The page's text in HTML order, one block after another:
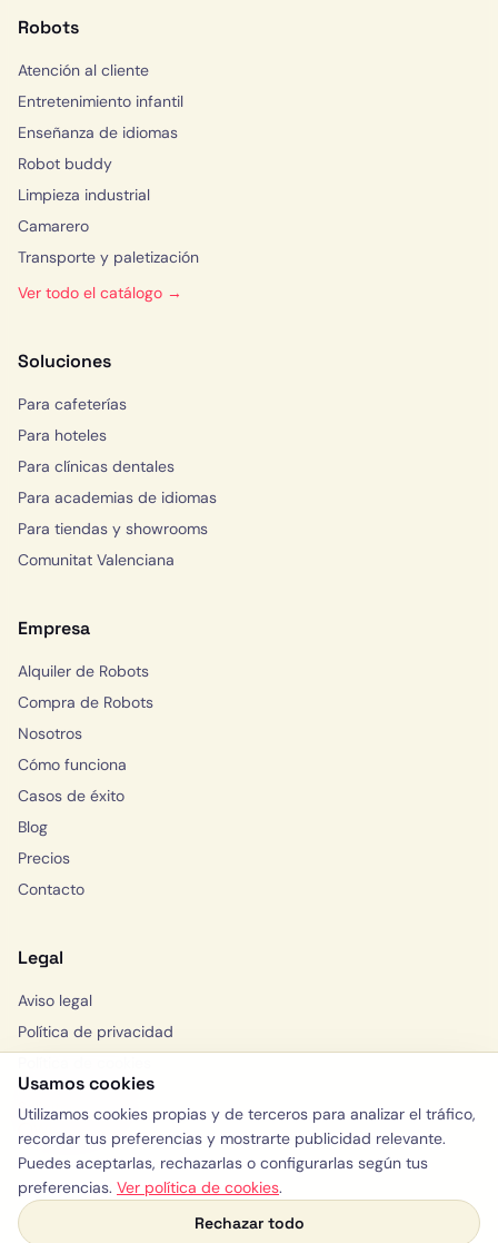
Usamos cookies
Utilizamos cookies propias y de terceros para analizar el tráfico,
recordar tus preferencias y mostrarte publicidad relevante.
Puedes aceptarlas, rechazarlas o configurarlas según tus
preferencias. Ver política de cookies.
Rechazar todo
Robots
Atención al cliente
Entretenimiento infantil
Enseñanza de idiomas
Robot buddy
Limpieza industrial
Camarero
Transporte y paletización
Ver todo el catálogo →
Soluciones
Para cafeterías
Para hoteles
Para clínicas dentales
Para academias de idiomas
Para tiendas y showrooms
Comunitat Valenciana
Empresa
Alquiler de Robots
Compra de Robots
Nosotros
Cómo funciona
Casos de éxito
Blog
Precios
Contacto
Legal
Aviso legal
Política de privacidad
Solicitar consulta
WhatsApp
© 2026 Yelloway · España, Valencia